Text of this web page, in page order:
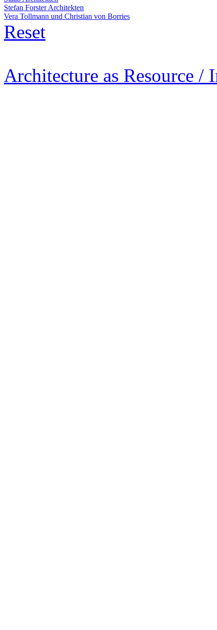
Stefan Forster Architekten
Vera Tollmann und Christian von Borries
Reset
Architecture as Resource /